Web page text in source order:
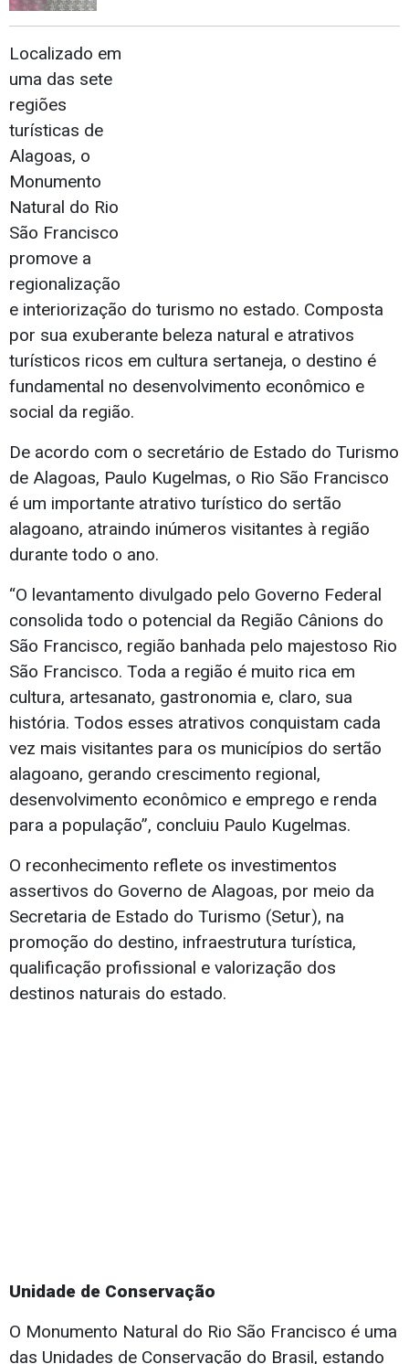
Localizado em
uma das sete
regiões
turísticas de
Alagoas, o
Monumento
Natural do Rio
São Francisco
promove a
regionalização
e interiorização do turismo no estado. Composta
por sua exuberante beleza natural e atrativos
turísticos ricos em cultura sertaneja, o destino é
fundamental no desenvolvimento econômico e
social da região.
De acordo com o secretário de Estado do Turismo
de Alagoas, Paulo Kugelmas, o Rio São Francisco
é um importante atrativo turístico do sertão
alagoano, atraindo inúmeros visitantes à região
durante todo o ano.
“O levantamento divulgado pelo Governo Federal
consolida todo o potencial da Região Cânions do
São Francisco, região banhada pelo majestoso Rio
São Francisco. Toda a região é muito rica em
cultura, artesanato, gastronomia e, claro, sua
história. Todos esses atrativos conquistam cada
vez mais visitantes para os municípios do sertão
alagoano, gerando crescimento regional,
desenvolvimento econômico e emprego e renda
para a população”, concluiu Paulo Kugelmas.
O reconhecimento reflete os investimentos
assertivos do Governo de Alagoas, por meio da
Secretaria de Estado do Turismo (Setur), na
promoção do destino, infraestrutura turística,
qualificação profissional e valorização dos
destinos naturais do estado.
Unidade de Conservação
O Monumento Natural do Rio São Francisco é uma
das Unidades de Conservação do Brasil, estando